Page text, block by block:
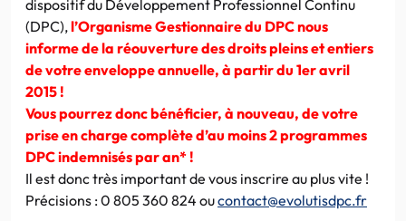
dispositif du Développement Professionnel Continu
(DPC),l’Organisme Gestionnaire du DPC nous
informe de la réouverture des droits pleins et entiers
de votre enveloppe annuelle, à partir du 1er avril
2015 !
Vous pourrez donc bénéficier, à nouveau, de votre
prise en charge complète d’au moins 2 programmes
DPC indemnisés par an* !
Il est donc très important de vous inscrire au plus vite !
Précisions : 0 805 360 824 oucontact@evolutisdpc.fr